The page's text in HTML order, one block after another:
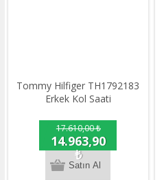
Tommy Hilfiger TH1792183
Erkek Kol Saati
17.610,00 ₺
14.963,90
₺